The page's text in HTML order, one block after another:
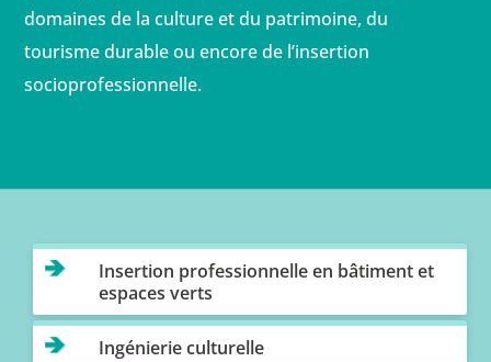
domaines de la culture et du patrimoine, du
tourisme durable ou encore de l’insertion
socioprofessionnelle.
Insertion professionnelle en bâtiment et
espaces verts
Ingénierie culturelle